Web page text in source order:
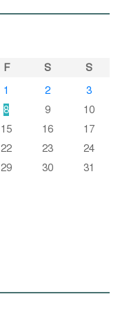
F S
S
1
2
3
8 9
10
15 16
17
22 23
24
29 30
31